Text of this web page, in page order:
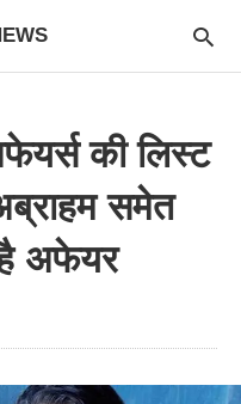
की लिस्ट
समेत
है अफेयर